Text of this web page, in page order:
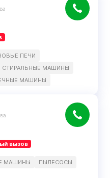
ПЕЧИ
СТИРАЛЬНЫЕ МАШИНЫ
МАШИНЫ
вызов
МАШИНЫ
ПЫЛЕСОСЫ